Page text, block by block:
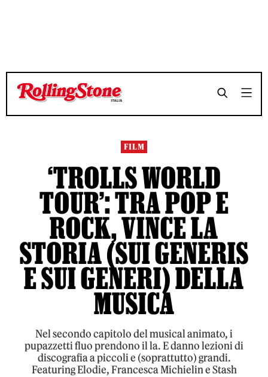
TEMPO DI LETTURA 4 MINUTI SHARE
TEMPO DI LETTURA 4 MINUTI SHARE
FILM
‘TROLLS WORLD
TOUR’: TRA POP E
ROCK, VINCE LA
STORIA (SUI GENERIS
E SUI GENERI) DELLA
MUSICA
Nel secondo capitolo del musical animato, i
pupazzetti fluo prendono il la. E danno lezioni di
discografia a piccoli e (soprattutto) grandi.
Featuring Elodie, Francesca Michielin e Stash